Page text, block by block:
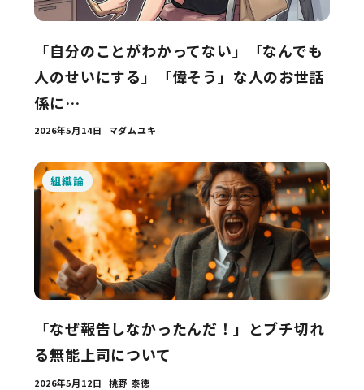
「自分のことがわかってない」「なんでも
人のせいにする」「偉そう」な人のお世話
係に…
マダムユキ
2026年5月14日
組織論
「なぜ報告しなかったんだ！」とブチ切れ
る無能上司について
桃野 泰徳
2026年5月12日